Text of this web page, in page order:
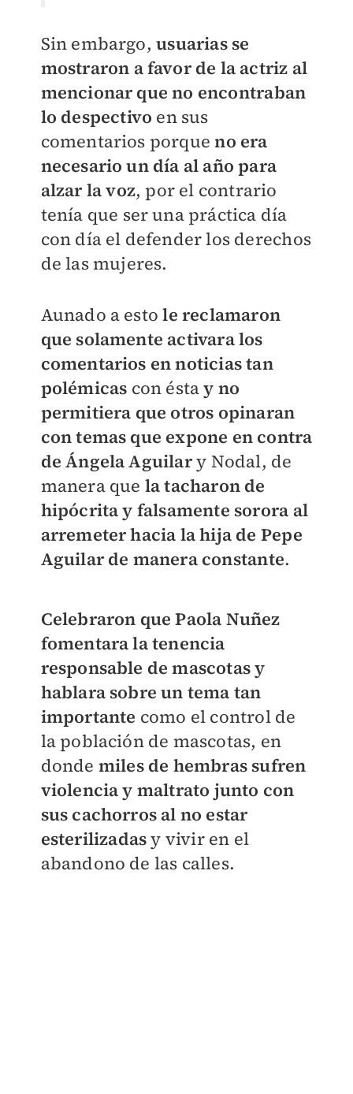
Sin embargo,usuarias se
mostraron a favor de la actriz al
mencionar que no encontraban
lo despectivo en sus
comentarios porqueno era
necesario un día al año para
alzar la voz, por el contrario
tenía que ser una práctica día
con día el defender los derechos
de las mujeres.
Aunado a estole reclamaron
que solamente activara los
comentarios en noticias tan
polémicas con éstay no
permitiera que otros opinaran
con temas que expone en contra
de Ángela Aguilary Nodal, de
manera que la tacharon de
hipócrita y falsamente sorora al
arremeter hacia la hija de Pepe
Aguilar de manera constante.
Celebraron que Paola Nuñez
fomentara la tenencia
responsable de mascotas y
hablara sobre un tema tan
importante como el control de
la población de mascotas, en
donde miles de hembras sufren
violencia y maltrato junto con
sus cachorros al no estar
esterilizadasy vivir en el
abandono de las calles.